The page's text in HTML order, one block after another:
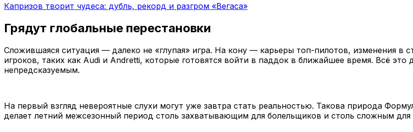
Капризов творит чудеса: дубль, рекорд и разгром «Вегаса»
Грядут глобальные перестановки
Сложившаяся ситуация — далеко не «глупая» игра. На кону — карьеры топ-пилотов, изменения в
игроков, таких как Audi и Andretti, которые готовятся войти в паддок в ближайшее время. Всё
непредсказуемым.
На первый взгляд невероятные слухи могут уже завтра стать реальностью. Такова природа
делает летний межсезонный период столь захватывающим для болельщиков и столь сложным